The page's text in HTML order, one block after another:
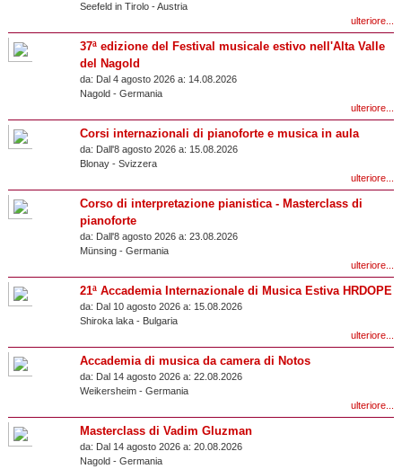
Seefeld in Tirolo-Austria
ulteriore...
37ª edizione del Festival musicale estivo nell'Alta Valle
del Nagold
da: Dal 4 agosto 2026 a: 14.08.2026
Nagold- Germania
ulteriore...
Corsi internazionali di pianoforte e musica in aula
da: Dall'8 agosto 2026 a: 15.08.2026
Blonay- Svizzera
ulteriore...
Corso di interpretazione pianistica - Masterclass di
pianoforte
da: Dall'8 agosto 2026 a: 23.08.2026
Münsing- Germania
ulteriore...
21ª Accademia Internazionale di Musica Estiva HRDOPE
da: Dal 10 agosto 2026 a: 15.08.2026
Shiroka laka- Bulgaria
ulteriore...
Accademia di musica da camera di Notos
da: Dal 14 agosto 2026 a: 22.08.2026
Weikersheim- Germania
ulteriore...
Masterclass di Vadim Gluzman
da: Dal 14 agosto 2026 a: 20.08.2026
Nagold- Germania